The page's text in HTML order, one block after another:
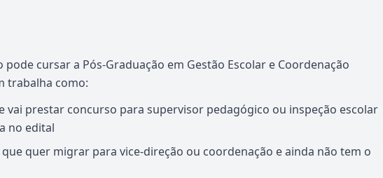
cursar a Pós-Graduação em Gestão Escolar e Coordenação
trabalha como:
vai prestar concurso para supervisor pedagógico ou inspeção escolar
no edital
quer migrar para vice-direção ou coordenação e ainda não tem o